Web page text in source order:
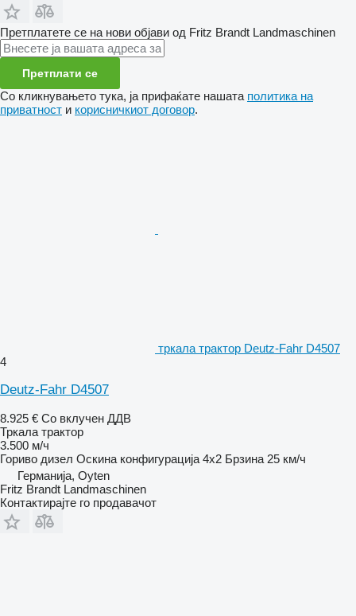
Претплатете се на нови објави од Fritz Brandt Landmaschinen
Претплати се
Со кликнувањето тука, ја прифаќате нашата политика на
приватност и корисничкиот договор.
тркала трактор Deutz-Fahr D4507
4
Deutz-Fahr D4507
8.925 € Со вклучен ДДВ
Тркала трактор
3.500 м/ч
Гориво дизел Оскина конфигурација 4x2 Брзина 25 км/ч
Германија, Oyten
Fritz Brandt Landmaschinen
Контактирајте го продавачот